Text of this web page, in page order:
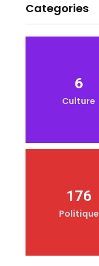
Categories
6
Culture
176
Politique